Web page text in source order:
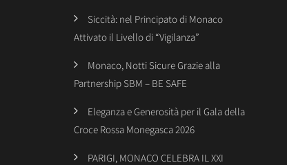
Siccità: nel Principato di Monaco
Attivato il Livello di “Vigilanza”
Monaco, Notti Sicure Grazie alla
Partnership SBM – BE SAFE
Eleganza e Generosità per il Gala della
Croce Rossa Monegasca 2026
PARIGI, MONACO CELEBRA IL XXI